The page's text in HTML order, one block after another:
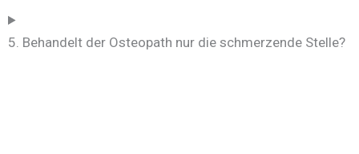
5. Behandelt der Osteopath nur die schmerzende Stelle?